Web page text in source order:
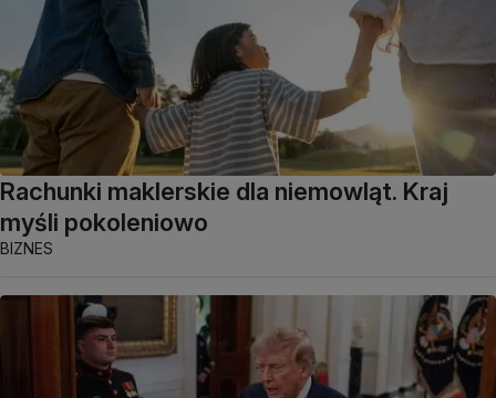
Rachunki maklerskie dla niemowląt. Kraj
myśli pokoleniowo
BIZNES